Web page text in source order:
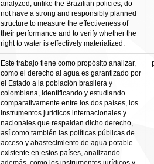
analyzed, unlike the Brazilian policies, do
not have a strong and responsibly planned
structure to measure the effectiveness of
their performance and to verify whether the
right to water is effectively materialized.
Este trabajo tiene como propósito analizar,
como el derecho al agua es garantizado por
el Estado a la población brasilera y
colombiana, identificando y estudiando
comparativamente entre los dos países, los
instrumentos jurídicos internacionales y
nacionales que respaldan dicho derecho,
así como también las políticas públicas de
acceso y abastecimiento de agua potable
existente en estos países, analizando